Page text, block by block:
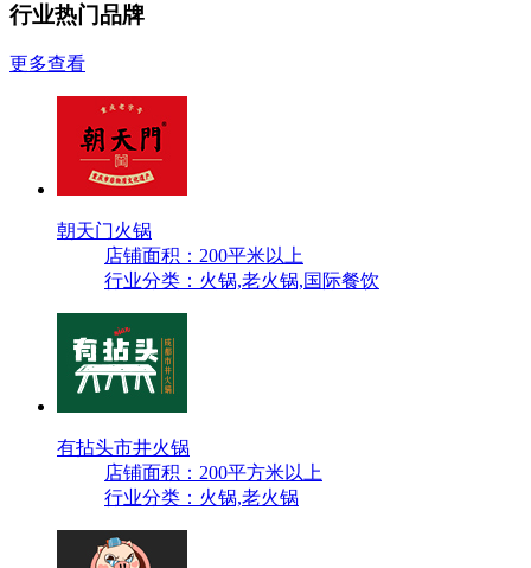
行业热门品牌
更多查看
朝天门火锅
店铺面积：200平米以上
行业分类：火锅,老火锅,国际餐饮
有拈头市井火锅
店铺面积：200平方米以上
行业分类：火锅,老火锅